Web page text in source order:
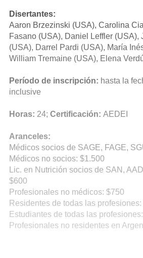
Disertantes:
Aaron Brzezinski (USA), Carolina
Fasano (USA), Daniel Leffler (USA),
(USA), Darrel Pardi (USA), María
William Tremaine (USA), Elena
Período de inscripción: hasta la
inclusive
Horas: 24; Certificación: AEDEI
Aranceles:
Médicos socios de SAGE, FAGE,
Médicos no socios: $1.500
Lic. en Nutrición socios de SAN,
$600
Profesionales no médicos: $750
Residentes de todas las profesiones:
Estudiantes de todas las
Profesionales no residentes en